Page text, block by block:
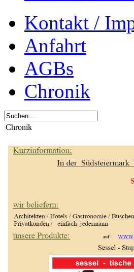
Kontakt /
Anfahrt
AGBs
Chronik
Chronik